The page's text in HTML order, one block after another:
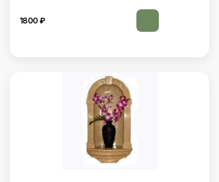
1800 ₽